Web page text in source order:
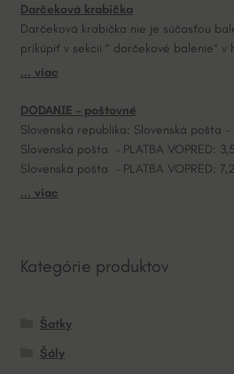
:
Darčeková krabička
Darčeková krabička nie je súčasťou
prikúpiť v sekcii “ darčekové balenie“
... viac
DODANIE – poštovné
Slovenská republika: Slovenská pošta –
Slovenská pošta – PLATBA VOPRED:
Slovenská pošta – PLATBA VOPRED:
... viac
Kategórie produktov
Šatky
Šály